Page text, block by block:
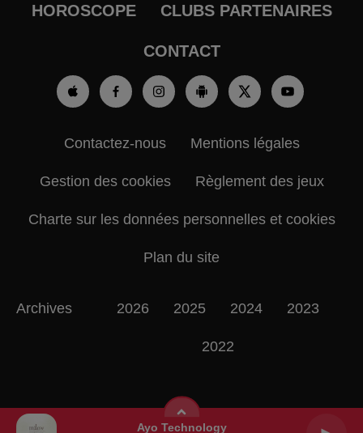
Ayo Technology
HOROSCOPE CLUBS PARTENAIRES
CONTACT
Contactez-nous Mentions légales
Gestion des cookies Règlement des jeux
Charte sur les données personnelles et cookies
Plan du site
Archives 2026 2025 2024 2023
2022